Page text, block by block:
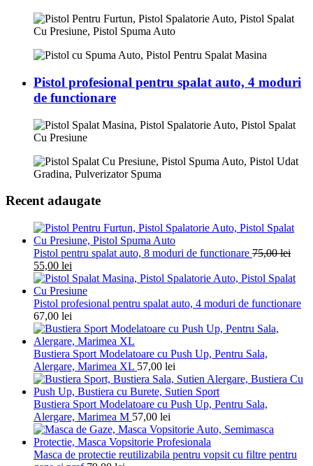
Pistol profesional pentru spalat auto, 4 moduri
de functionare
Recent adaugate
Pistol pentru spalat auto, 8 moduri de functionare 75,00lei
55,00 lei
Pistol profesional pentru spalat auto, 4 moduri de functionare
67,00 lei
Bustiera Sport Modelatoare cu Push Up, Pentru Sala,
Alergare, Marimea XL 57,00 lei
Bustiera Sport Modelatoare cu Push Up, Pentru Sala,
Alergare, Marimea M 57,00 lei
Masca de protectie reutilizabila pentru vopsit cu filtre pentru